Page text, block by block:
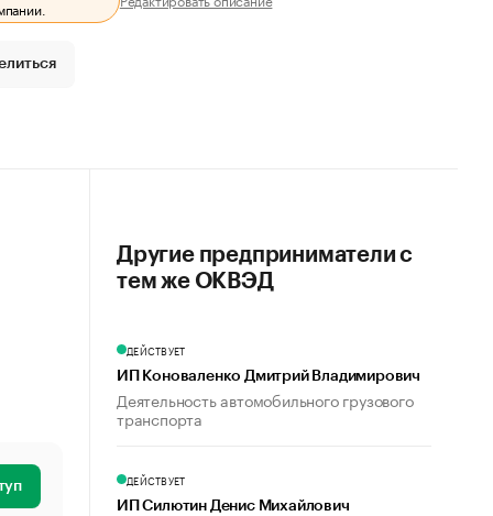
Другие предприниматели с
тем же ОКВЭД
ДЕЙСТВУЕТ
ИП Коноваленко Дмитрий Владимирович
Деятельность автомобильного грузового
транспорта
ДЕЙСТВУЕТ
ИП Силютин Денис Михайлович